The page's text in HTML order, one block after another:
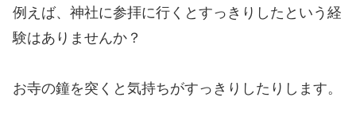
例えば、神社に参拝に行くとすっきりしたという経
験はありませんか？
お寺の鐘を突くと気持ちがすっきりしたりします。